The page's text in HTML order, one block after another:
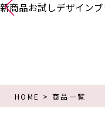
新商品お試しデザインブ
HOME 商品一覧